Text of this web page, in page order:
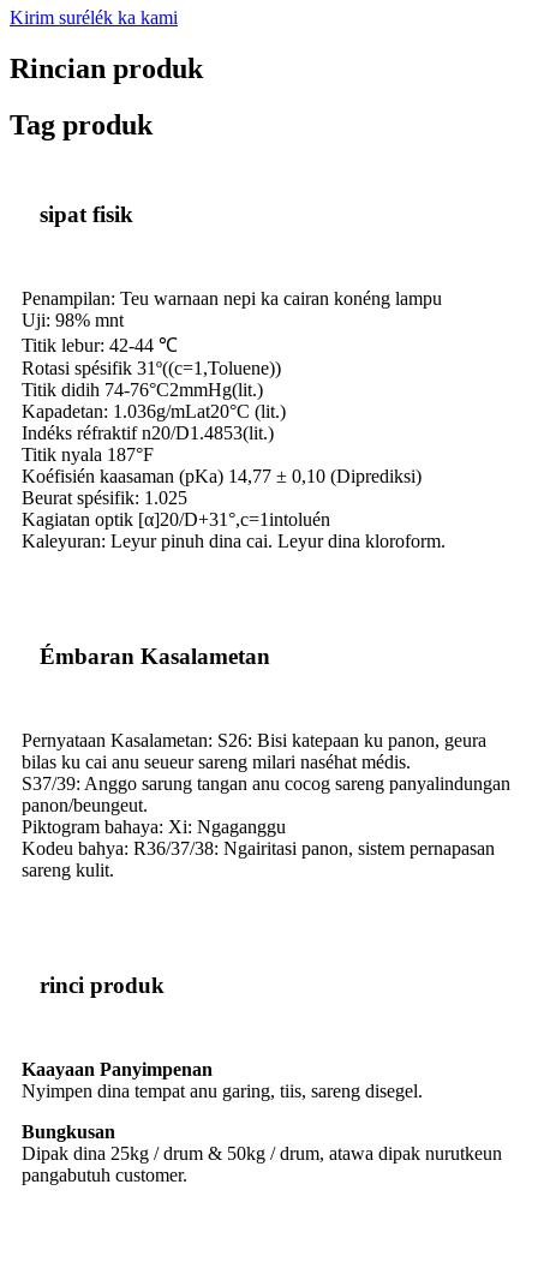
Kirim surélék ka kami
Rincian produk
Tag produk
sipat fisik
Penampilan: Teu warnaan nepi ka cairan konéng lampu
Uji: 98% mnt
Titik lebur: 42-44 ℃
Rotasi spésifik 31º((c=1,Toluene))
Titik didih 74-76°C2mmHg(lit.)
Kapadetan: 1.036g/mLat20°C (lit.)
Indéks réfraktif n20/D1.4853(lit.)
Titik nyala 187°F
Koéfisién kaasaman (pKa) 14,77 ± 0,10 (Diprediksi)
Beurat spésifik: 1.025
Kagiatan optik [α]20/D+31°,c=1intoluén
Kaleyuran: Leyur pinuh dina cai. Leyur dina kloroform.
Émbaran Kasalametan
Pernyataan Kasalametan: S26: Bisi katepaan ku panon, geura
bilas ku cai anu seueur sareng milari naséhat médis.
S37/39: Anggo sarung tangan anu cocog sareng panyalindungan
panon/beungeut.
Piktogram bahaya: Xi: Ngaganggu
Kodeu bahya: R36/37/38: Ngairitasi panon, sistem pernapasan
sareng kulit.
rinci produk
Kaayaan Panyimpenan
Nyimpen dina tempat anu garing, tiis, sareng disegel.
Bungkusan
Dipak dina 25kg / drum & 50kg / drum, atawa dipak nurutkeun
pangabutuh customer.